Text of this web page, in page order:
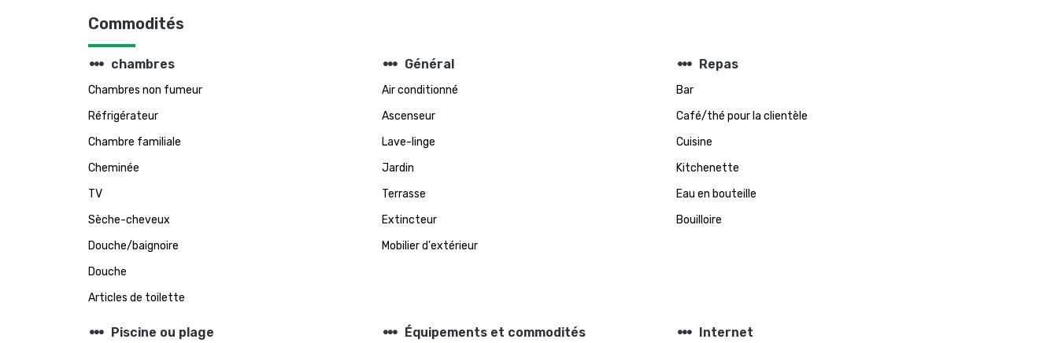
Commodités
steppers chambres
Chambres non fumeur
Réfrigérateur
Chambre familiale
Cheminée
TV
Sèche-cheveux
Douche/baignoire
Douche
Articles de toilette
steppers Général
Air conditionné
Ascenseur
Lave-linge
Jardin
Terrasse
Extincteur
Mobilier d'extérieur
steppers Repas
Bar
Café/thé pour la clientèle
Cuisine
Kitchenette
Eau en bouteille
Bouilloire
steppers Piscine ou plage steppers Équipements et commodités steppers Internet